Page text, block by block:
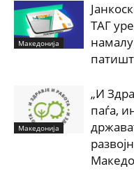
Македонија
ТАГ
Македонија
„И
паѓа,